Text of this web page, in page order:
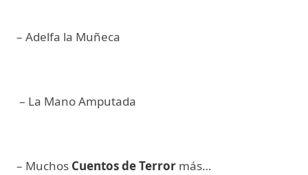
– Adelfa la Muñeca
– La Mano Amputada
– Muchos Cuentos de Terror más…